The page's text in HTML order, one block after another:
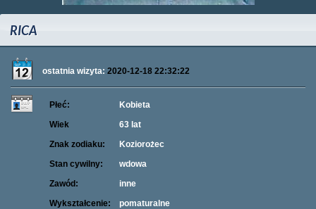
RICA
ostatnia wizyta: 2020-12-18 22:32:22
Płeć:
Kobieta
Wiek
63 lat
Znak zodiaku:
Koziorożec
Stan cywilny:
wdowa
Zawód:
inne
Wykształcenie:
pomaturalne